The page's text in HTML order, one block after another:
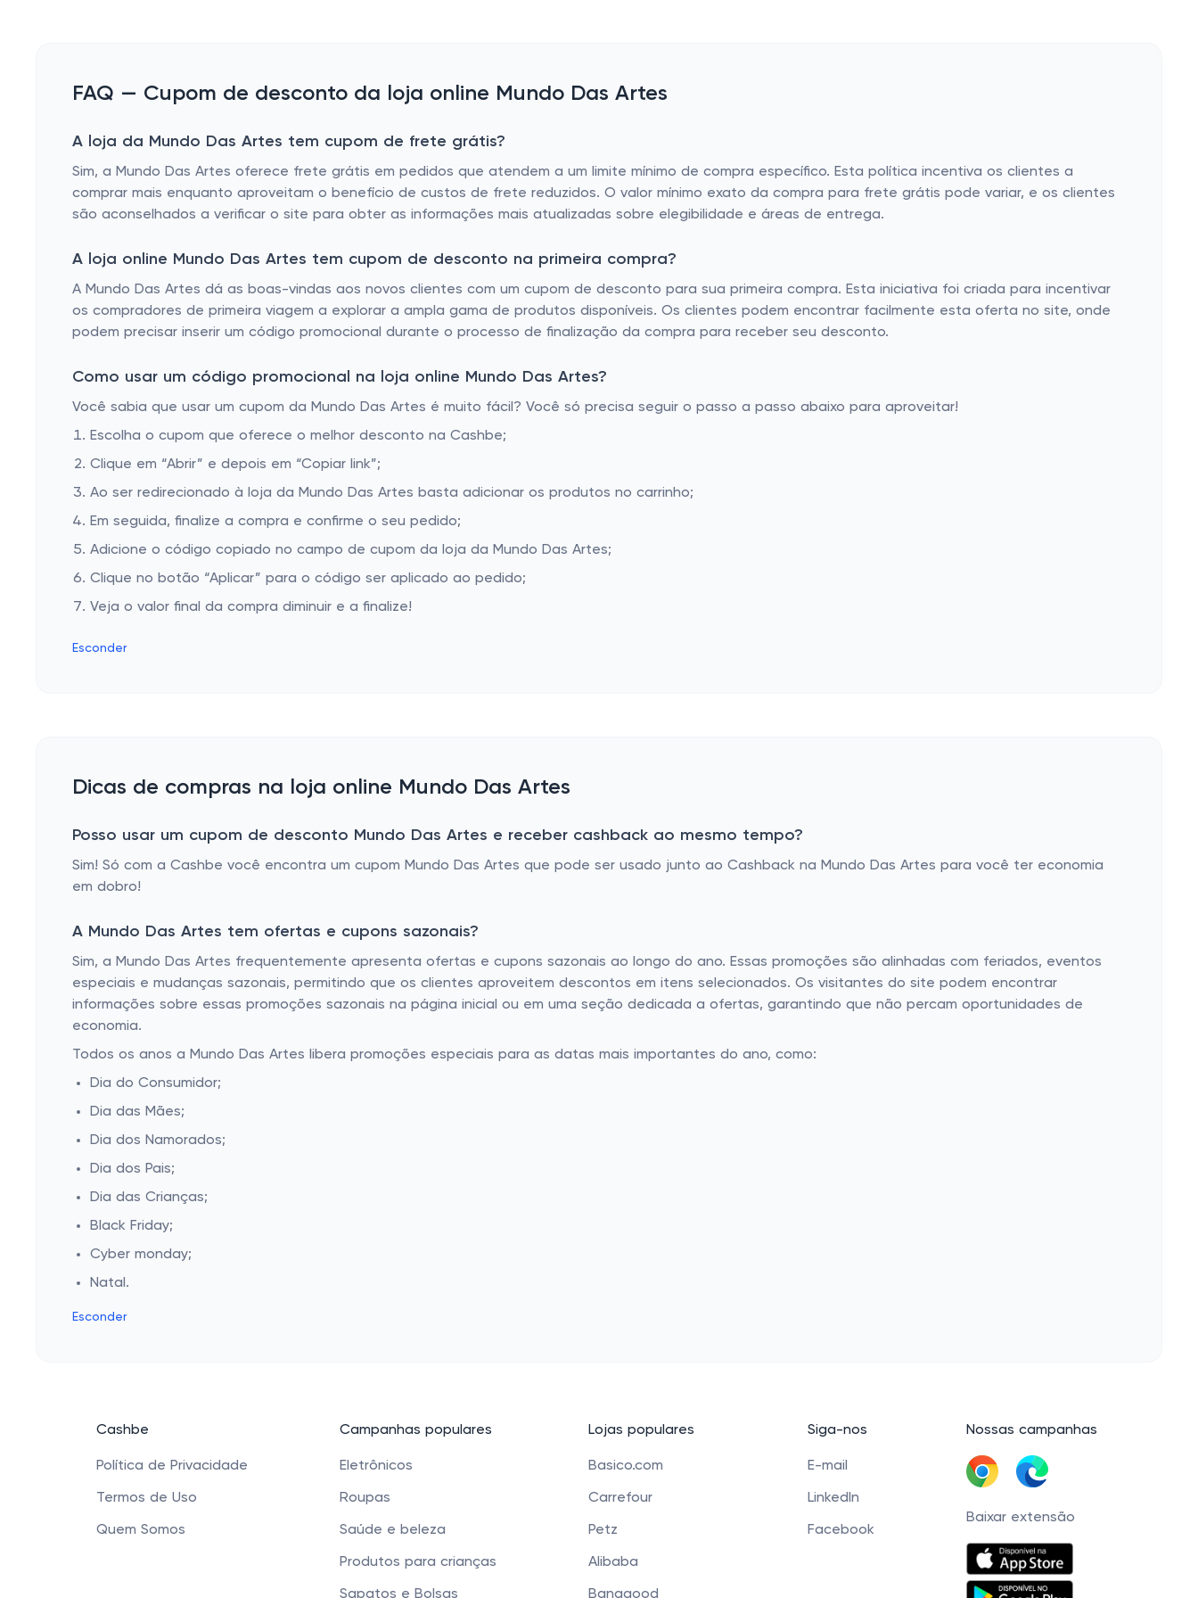
FAQ — Cupom de desconto da loja online Mundo Das Artes
A loja da Mundo Das Artes tem cupom de frete grátis?
Sim, a Mundo Das Artes oferece frete grátis em pedidos que atendem a um limite mínimo de compra específico. Esta política incentiva os clientes a
comprar mais enquanto aproveitam o benefício de custos de frete reduzidos. O valor mínimo exato da compra para frete grátis pode variar, e os clientes
são aconselhados a verificar o site para obter as informações mais atualizadas sobre elegibilidade e áreas de entrega.
A loja online Mundo Das Artes tem cupom de desconto na primeira compra?
A Mundo Das Artes dá as boas-vindas aos novos clientes com um cupom de desconto para sua primeira compra. Esta iniciativa foi criada para incentivar
os compradores de primeira viagem a explorar a ampla gama de produtos disponíveis. Os clientes podem encontrar facilmente esta oferta no site, onde
podem precisar inserir um código promocional durante o processo de finalização da compra para receber seu desconto.
Como usar um código promocional na loja online Mundo Das Artes?
Você sabia que usar um cupom da Mundo Das Artes é muito fácil? Você só precisa seguir o passo a passo abaixo para aproveitar!
Escolha o cupom que oferece o melhor desconto na Cashbe;
Clique em “Abrir” e depois em “Copiar link”;
Ao ser redirecionado à loja da Mundo Das Artes basta adicionar os produtos no carrinho;
Em seguida, finalize a compra e confirme o seu pedido;
Adicione o código copiado no campo de cupom da loja da Mundo Das Artes;
Clique no botão “Aplicar” para o código ser aplicado ao pedido;
Veja o valor final da compra diminuir e a finalize!
Esconder
Dicas de compras na loja online Mundo Das Artes
Posso usar um cupom de desconto Mundo Das Artes e receber cashback ao mesmo tempo?
Sim! Só com a Cashbe você encontra um cupom Mundo Das Artes que pode ser usado junto ao Cashback na Mundo Das Artes para você ter economia
em dobro!
A Mundo Das Artes tem ofertas e cupons sazonais?
Sim, a Mundo Das Artes frequentemente apresenta ofertas e cupons sazonais ao longo do ano. Essas promoções são alinhadas com feriados, eventos
especiais e mudanças sazonais, permitindo que os clientes aproveitem descontos em itens selecionados. Os visitantes do site podem encontrar
informações sobre essas promoções sazonais na página inicial ou em uma seção dedicada a ofertas, garantindo que não percam oportunidades de
economia.
Todos os anos a Mundo Das Artes libera promoções especiais para as datas mais importantes do ano, como:
Dia do Consumidor;
Dia das Mães;
Dia dos Namorados;
Dia dos Pais;
Dia das Crianças;
Black Friday;
Cyber monday;
Natal.
Esconder
Cashbe
Política de Privacidade
Termos de Uso
Quem Somos
Campanhas populares
Eletrônicos
Roupas
Saúde e beleza
Produtos para crianças
Sapatos e Bolsas
Lojas populares
Basico.com
Carrefour
Petz
Alibaba
Banggood
Siga-nos
E-mail
LinkedIn
Facebook
Nossas campanhas
Baixar extensão